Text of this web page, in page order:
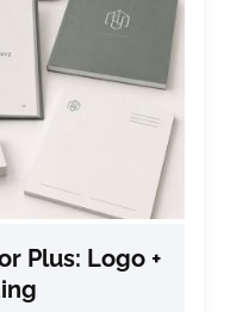
Plus: Logo +